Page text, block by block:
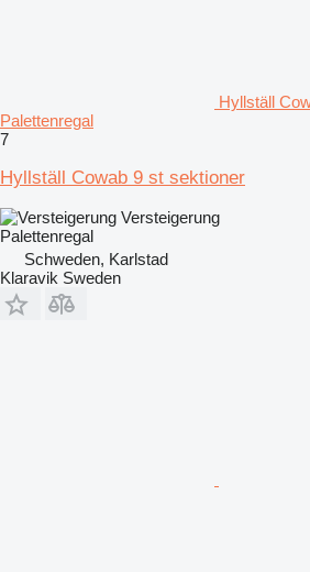
Hyllställ
Palettenregal
7
Hyllställ Cowab 9 st sektioner
Versteigerung
Palettenregal
Schweden, Karlstad
Klaravik Sweden